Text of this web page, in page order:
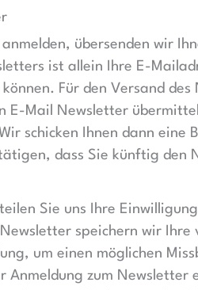
übersenden wir
ist allein Ihre E-
Für den Versand
E-Mail Newsletter
schicken Ihnen dann
dass Sie künftig den
Sie uns Ihre
speichern wir
um einen möglichen
Anmeldung zum